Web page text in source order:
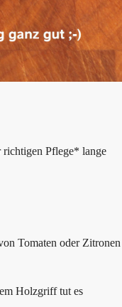
richtigen Pflege* lange
Tomaten oder Zitronen
Holzgriff tut es